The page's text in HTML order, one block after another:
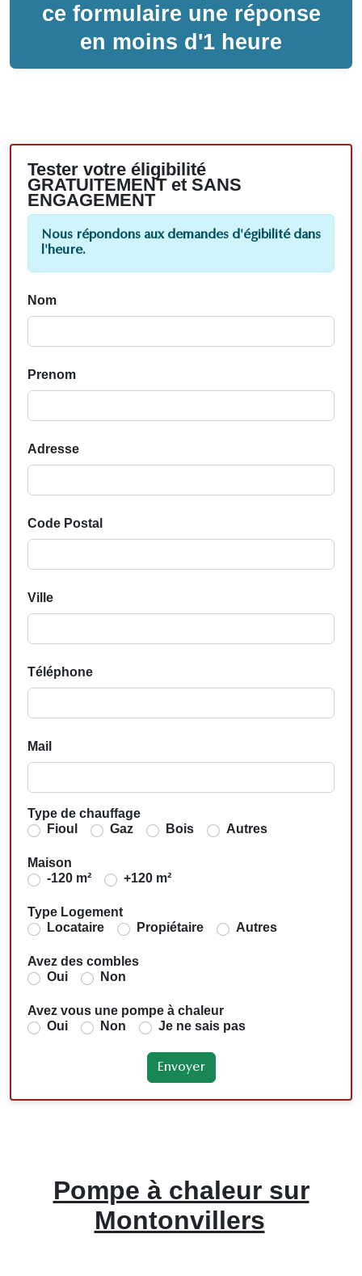
ce formulaire une réponse
en moins d'1 heure
Tester votre éligibilité
GRATUITEMENT et SANS
ENGAGEMENT
Nous répondons aux demandes d'égibilité dans
l'heure.
Nom
Prenom
Adresse
Code Postal
Ville
Téléphone
Mail
Type de chauffage
Fioul
Gaz Bois Autres
Maison
-120 m²
+120 m²
Type Logement
Locataire
Propiétaire Autres
Avez des combles
Oui
Non
Avez vous une pompe à chaleur
Oui
Non Je ne sais pas
Pompe à chaleur sur
Montonvillers